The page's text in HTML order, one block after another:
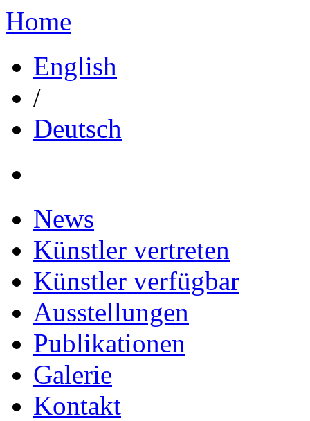
Home
English
/
Deutsch
News
Künstler vertreten
Künstler verfügbar
Ausstellungen
Publikationen
Galerie
Kontakt